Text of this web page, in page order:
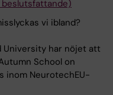
beslutsfattande)
vi ibland?
University har nöjet att
School on
inom NeurotechEU-